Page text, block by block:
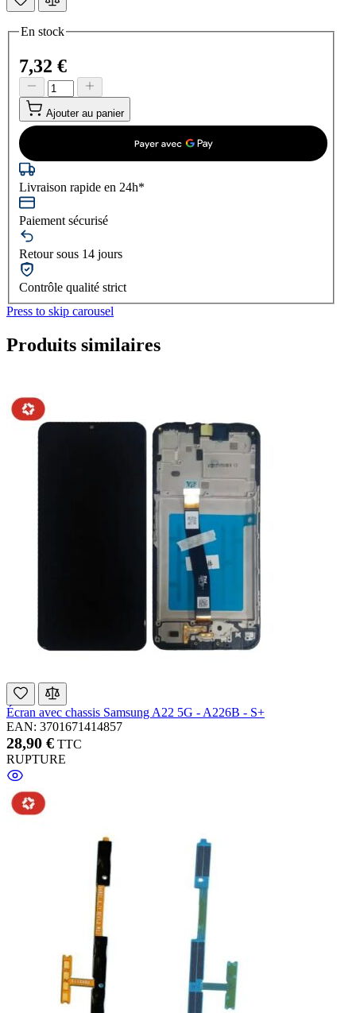
En stock
7,32 €
Ajouter au panier
Livraison rapide en 24h*
Paiement sécurisé
Retour sous 14 jours
Contrôle qualité strict
Press to skip carousel
Produits similaires
Écran avec chassis Samsung A22 5G - A226B - S+
EAN: 3701671414857
28,90 € TTC
RUPTURE